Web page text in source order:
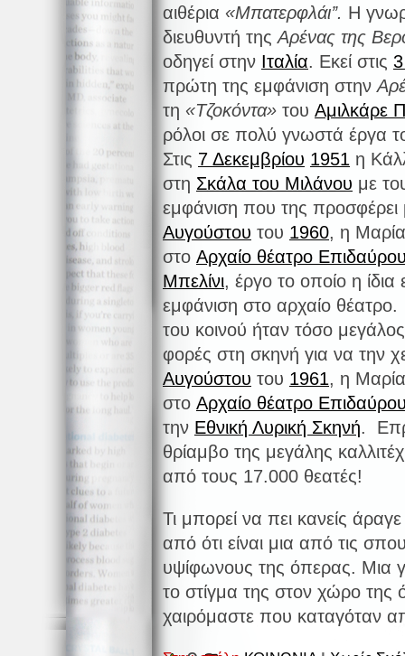
αιθέρια «Μπατερφλάι’’. Η
διευθυντή τηςΑρένας της
οδηγεί στην Ιταλία. Εκεί στις
πρώτη της εμφάνιση στην
τη «Τζοκόντα» του Αμιλκάρε
ρόλοι σε πολύ γνωστά έργα
Στις 7 Δεκεμβρίου 1951 η
στη Σκάλα του Μιλάνου με
εμφάνιση που της
Αυγούστου του 1960, η
στο Αρχαίο θέατρο
Μπελίνι, έργο το οποίο η ίδια
εμφάνιση στο αρχαίο
του κοινού ήταν τόσο
φορές στη σκηνή για να την
Αυγούστου του 1961, η
στο Αρχαίο θέατρο
την Εθνική Λυρική Σκηνή.
θρίαμβο της μεγάλης
από τους 17.000 θεατές!
Τι μπορεί να πει κανείς
από ότι είναι μια από τις
υψίφωνους της όπερας. Μια
το στίγμα της στον χώρο
χαιρόμαστε που καταγόταν